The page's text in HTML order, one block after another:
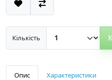
Кількість
Опис Характеристики